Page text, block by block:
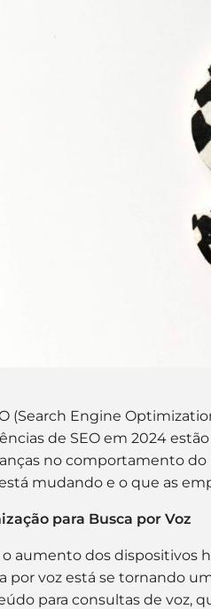
(Search Engine
de SEO em 2024
no comportamento do
mudando e o que as
para Busca por Voz
aumento dos dispositivos
por voz está se tornando
para consultas de voz,